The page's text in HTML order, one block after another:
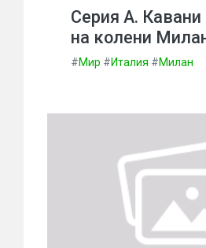
Серия А. Кавани
на колени
#Мир #Италия #Милан